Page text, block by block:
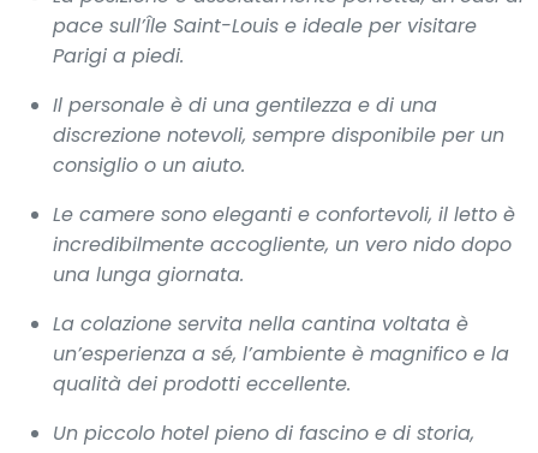
pace sull’Île Saint-Louis e ideale per visitare
Parigi a piedi.
Il personale è di una gentilezza e di una
discrezione notevoli, sempre disponibile per un
consiglio o un aiuto.
Le camere sono eleganti e confortevoli, il letto è
incredibilmente accogliente, un vero nido dopo
una lunga giornata.
La colazione servita nella cantina voltata è
un’esperienza a sé, l’ambiente è magnifico e la
qualità dei prodotti eccellente.
Un piccolo hotel pieno di fascino e di storia,